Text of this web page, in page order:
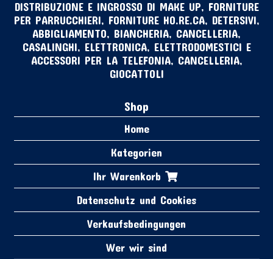
DISTRIBUZIONE E INGROSSO DI MAKE UP, FORNITURE
PER PARRUCCHIERI, FORNITURE HO.RE.CA, DETERSIVI,
ABBIGLIAMENTO, BIANCHERIA, CANCELLERIA,
CASALINGHI, ELETTRONICA, ELETTRODOMESTICI E
ACCESSORI PER LA TELEFONIA, CANCELLERIA,
GIOCATTOLI
Shop
Home
Kategorien
Ihr Warenkorb
Datenschutz und Cookies
Verkaufsbedingungen
Wer wir sind